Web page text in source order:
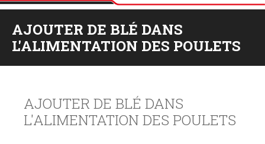
AJOUTER DE BLÉ DANS
L'ALIMENTATION DES POULETS
AJOUTER DE BLÉ DANS
L'ALIMENTATION DES POULETS